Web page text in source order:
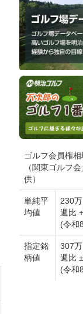
ゴルフ会員権相
（関東ゴルフ
供）
単純平
均値
230
週比
(令和
指定銘
柄値
307
週比
(令和